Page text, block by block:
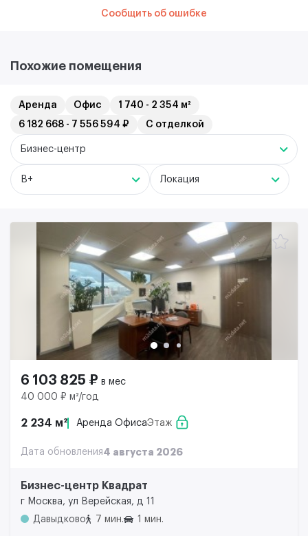
Сообщить об ошибке
Похожие помещения
Аренда Офис
1 740 - 2 354 м²
6 182 668 - 7 556 594 ₽
С отделкой
Бизнес-центр
B+ Локация
6 103 825 ₽ в мес
40 000 ₽ м²/год
2 234 м² Аренда ОфисаЭтаж
Дата обновления4 августа 2026
Бизнес-центр Квадрат
г Москва, ул Верейская, д 11
Давыдково
7 мин. 1 мин.